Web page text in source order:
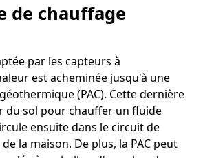
de chauffage
par les capteurs à
est acheminée jusqu'à une
(PAC). Cette dernière
du sol pour chauffer un fluide
ensuite dans le circuit de
la maison. De plus, la PAC peut